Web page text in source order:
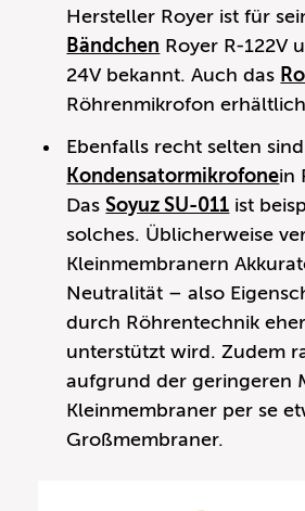
Hersteller Royer ist für
Bändchen Royer R-122V
24V bekannt. Auch das
Röhrenmikrofon
Ebenfalls recht selten sind
Kondensatormikrofonein
DasSoyuz SU-011 ist
solches. Üblicherweise
Kleinmembranern
Neutralität – also
durch Röhrentechnik
unterstützt wird. Zudem
aufgrund der geringeren
Kleinmembraner per se
Großmembraner.